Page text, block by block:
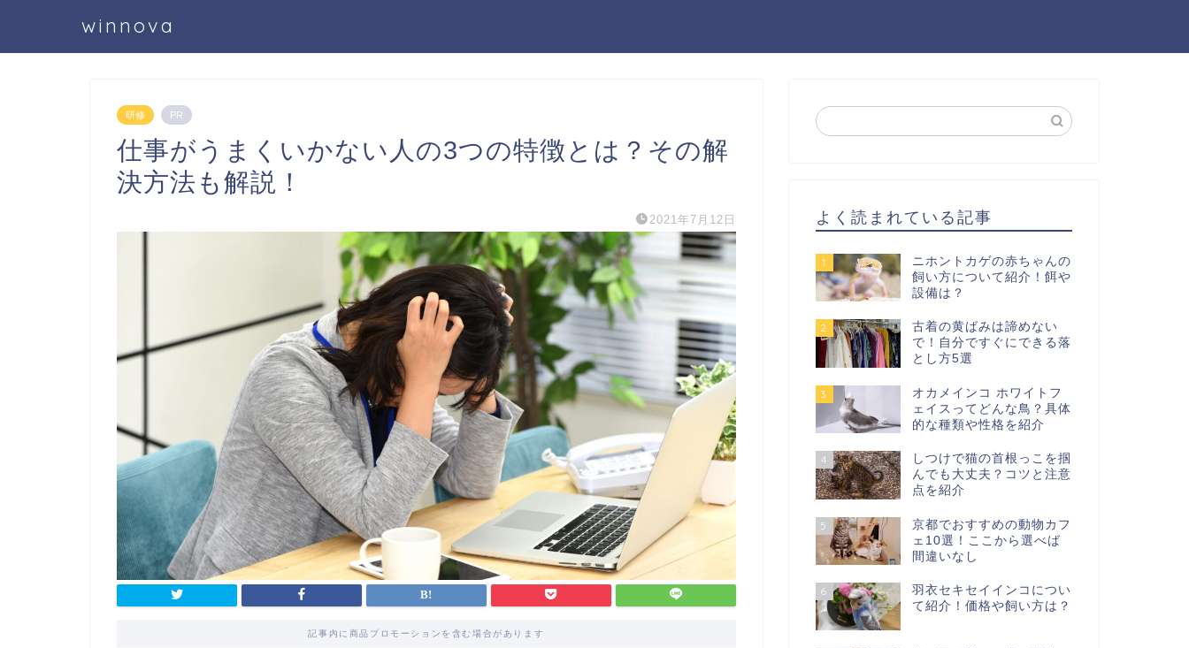
winnova
研修 PR
仕事がうまくいかない人の3つの特徴とは？その解
決方法も解説！
2021年7月12日
記事内に商品プロモーションを含む場合があります
よく読まれている記事
1
ニホントカゲの赤ちゃんの
飼い方について紹介！餌や
設備は？
2
古着の黄ばみは諦めない
で！自分ですぐにできる落
とし方5選
3
オカメインコ ホワイトフ
ェイスってどんな鳥？具体
的な種類や性格を紹介
4
しつけで猫の首根っこを掴
んでも大丈夫？コツと注意
点を紹介
5
京都でおすすめの動物カフ
ェ10選！ここから選べば
間違いなし
6
羽衣セキセイインコについ
て紹介！価格や飼い方は？